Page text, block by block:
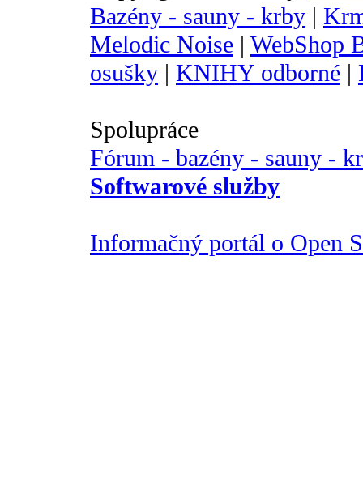
Bazény - sauny - krby |
Melodic Noise | WebShop
osušky | KNIHY odborné |
Spolupráce
Fórum - bazény - sauny -
Softwarové služby
Informačný portál o Open